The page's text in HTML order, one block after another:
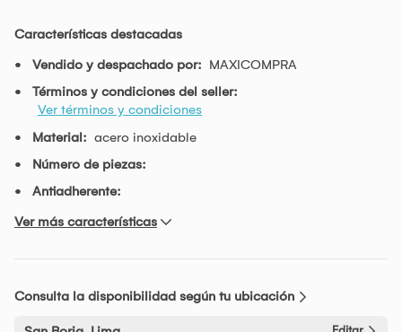
Características destacadas
Vendido y despachado por: MAXICOMPRA
Términos y condiciones del seller:
Ver términos y condiciones
Material: acero inoxidable
Número de piezas:
Antiadherente:
Ver más características
Consulta la disponibilidad según tu ubicación